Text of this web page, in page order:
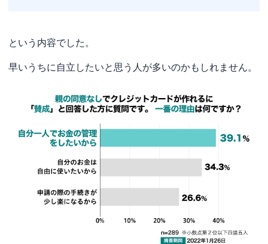
という内容でした。
早いうちに自立したいと思う人が多いのかもしれません。